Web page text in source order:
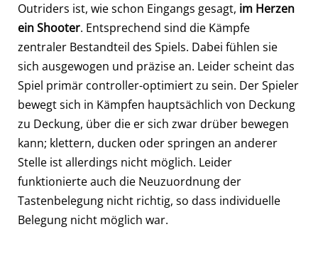
Outriders ist, wie schon Eingangs gesagt, im Herzen
ein Shooter. Entsprechend sind die Kämpfe
zentraler Bestandteil des Spiels. Dabei fühlen sie
sich ausgewogen und präzise an. Leider scheint das
Spiel primär controller-optimiert zu sein. Der Spieler
bewegt sich in Kämpfen hauptsächlich von Deckung
zu Deckung, über die er sich zwar drüber bewegen
kann; klettern, ducken oder springen an anderer
Stelle ist allerdings nicht möglich. Leider
funktionierte auch die Neuzuordnung der
Tastenbelegung nicht richtig, so dass individuelle
Belegung nicht möglich war.